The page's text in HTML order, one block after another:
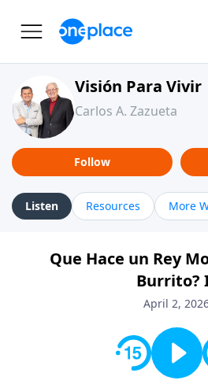
Visión Para Vivir
Carlos A. Zazueta
Follow
Listen Resources More
Que Hace un Rey
Burrito?
April 2,